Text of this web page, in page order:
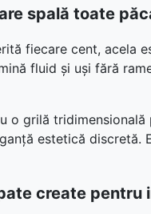
spală toate
fiecare cent, acela
fluid și uși fără
o grilă
estetică
create pentru